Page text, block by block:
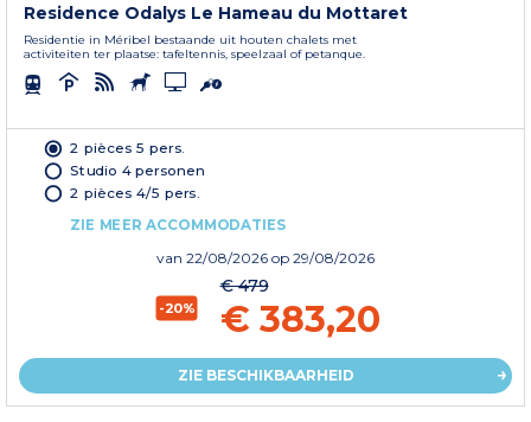
Residence Odalys Le Hameau du Mottaret
Residentie in Méribel bestaande uit houten chalets met
activiteiten ter plaatse: tafeltennis, speelzaal of petanque.
2 pièces 5 pers.
Studio 4 personen
2 pièces 4/5 pers.
ZIE MEER ACCOMMODATIES
van 22/08/2026 op 29/08/2026
-20%
€ 479
€ 383,20
ZIE BESCHIKBAARHEID